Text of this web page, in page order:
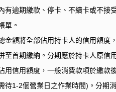
有逾期繳款、停卡、不續卡或不接
單。
金額將全部佔用持卡人的信用額
至首期繳納。分期應於持卡人原信
用信用額度，一般消費款項於繳款
待1-2個營業日之作業時間) 。分期